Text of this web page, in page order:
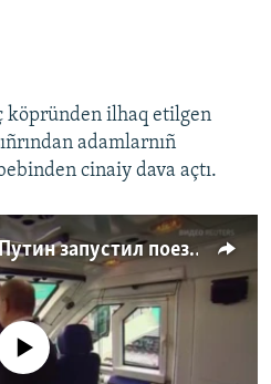
köpründen ilhaq etilgen
adamlarnıñ
cinaiy dava açtı.
Из Крыма в Тамань: Путин запустил поезда по Керченскому мосту (видео)
currently available